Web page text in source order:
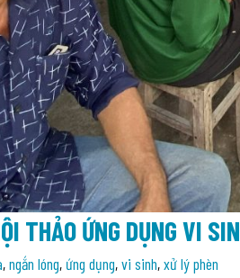
THẢO ỨNG DỤNG VI
,ngắn lóng, ứng dụng,vi sinh,xử lý phèn